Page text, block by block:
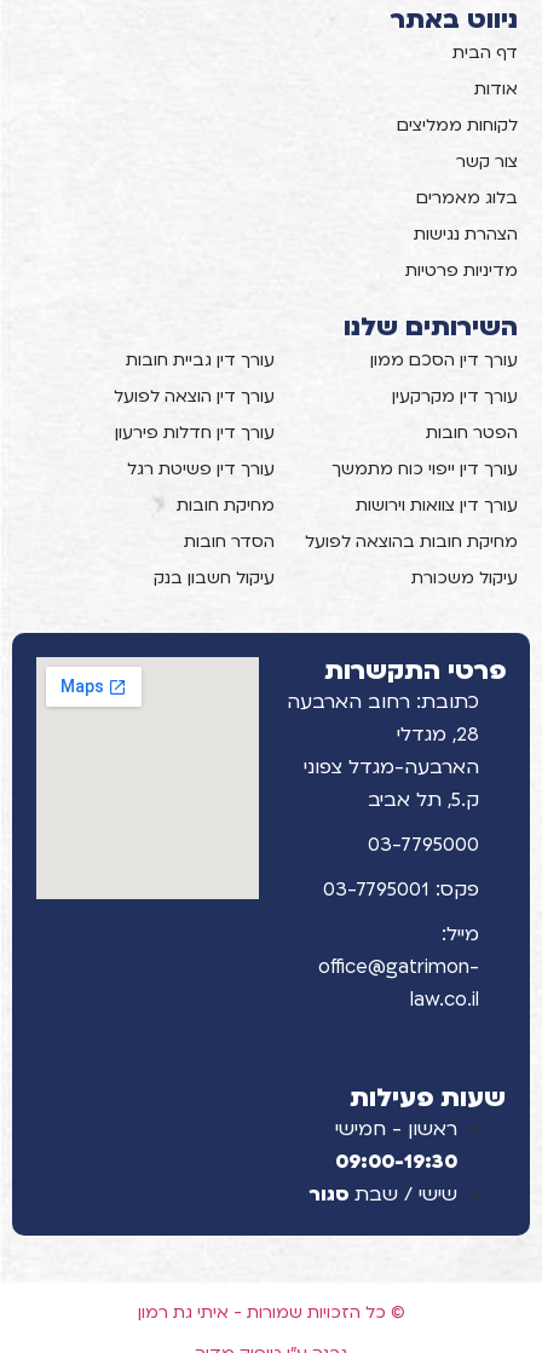
ניווט באתר
דף הבית
אודות
לקוחות ממליצים
צור קשר
בלוג מאמרים
הצהרת נגישות
מדיניות פרטיות
השירותים שלנו
עורך דין הסכם ממון
עורך דין גביית חובות
עורך דין מקרקעין
עורך דין הוצאה לפועל
הפטר חובות
עורך דין חדלות פירעון
עורך דין ייפוי כוח מתמשך
עורך דין פשיטת רגל
עורך דין צוואות וירושות
מחיקת חובות
מחיקת חובות בהוצאה לפועל
הסדר חובות
עיקול משכורת
עיקול חשבון בנק
פרטי התקשרות
כתובת: רחוב הארבעה
28, מגדלי
הארבעה-מגדל צפוני
ק.5, תל אביב
03-7795000
פקס: 03-7795001
מייל:
office@gatrimon-
law.co.il
שעות פעילות
ראשון - חמישי
09:00-19:30
שישי / שבת סגור
© כל הזכויות שמורות - איתי גת רמון